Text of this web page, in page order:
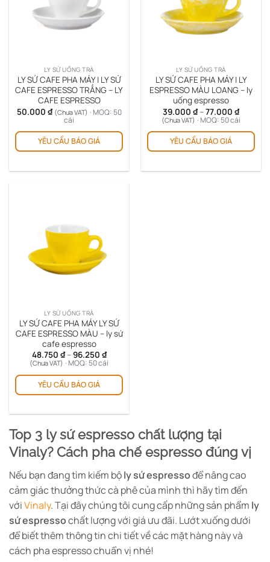
LY SỨ UỐNG TRÀ
LY SỨ CAFE PHA MÁY | LY SỨ
CAFE ESPRESSO TRẮNG – LY
CAFE ESPRESSO
50.000 ₫ (Chưa VAT) · MOQ: 50
cái
YÊU CẦU BÁO GIÁ
LY SỨ UỐNG TRÀ
LY SỨ CAFE PHA MÁY | LY
ESPRESSO MÀU LOANG – ly
uống espresso
39.000 ₫ –77.000 ₫Khoảng
giá:
39.000
77.000 ₫
(Chưa VAT) · MOQ: 50 cái
YÊU CẦU BÁO GIÁ
LY SỨ UỐNG TRÀ
LY SỨ CAFE PHA MÁY LY SỨ
CAFE ESPRESSO MÀU – ly sứ
cafe espresso
48.750 ₫ –96.250 ₫Khoảng
giá:
48.750 ₫
96.250 ₫
(Chưa VAT) · MOQ: 50 cái
YÊU CẦU BÁO GIÁ
biến
thể.
tùy
chọn
có
thể
được
chọn
trên
Top 3 ly sứ espresso chất lượng tại
Vinaly? Cách pha chế espresso đúng vị
Nếu bạn đang tìm kiếm bộly sứ espressođể nâng cao
cảm giác thưởng thức cà phê của mình thì hãy tìm đến
vớiVinaly. Tại đây chúng tôi cung cấp những sản phẩm ly
sứ espressochất lượng với giá ưu đãi. Lướt xuống dưới
để biết thêm thông tin chi tiết về các mặt hàng này và
cách pha espresso chuẩn vị nhé!